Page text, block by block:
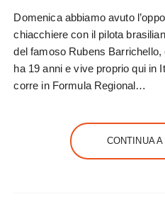
Domenica abbiamo avuto
chiacchiere con il pilota
del famoso Rubens
ha 19 anni e vive proprio qui in
corre in Formula Regional…
CONTINUA